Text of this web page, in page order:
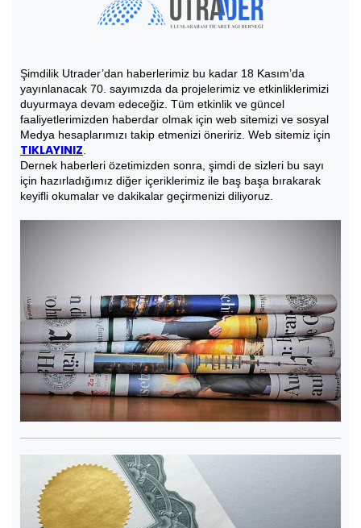
Şimdilik Utrader’dan haberlerimiz bu kadar 18 Kasım’da
yayınlanacak 70. sayımızda da projelerimiz ve etkinliklerimizi
duyurmaya devam edeceğiz. Tüm etkinlik ve güncel
faaliyetlerimizden haberdar olmak için web sitemizi ve sosyal
Medya hesaplarımızı takip etmenizi öneririz. Web sitemiz için
TIKLAYINIZ
Dernek haberleri özetimizden sonra, şimdi de sizleri bu sayı
için hazırladığımız diğer içeriklerimiz ile baş başa bırakarak
keyifli okumalar ve dakikalar geçirmenizi diliyoruz.